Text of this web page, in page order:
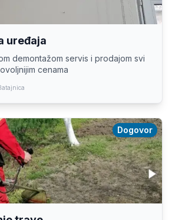
uređaja
demontažom servis i prodajom svi
cenama
Dogovor